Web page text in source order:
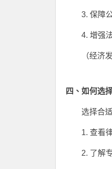
3. 保障
4. 增强
（经济
四、如何选
选择合
1. 查看
2. 了解